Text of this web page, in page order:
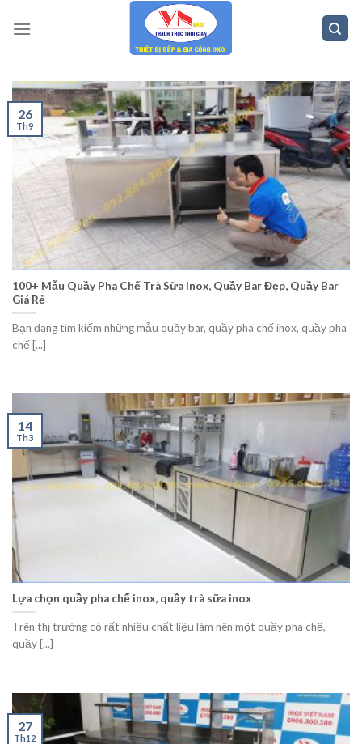
100+ Mẫu Quầy Pha Chế Trà Sữa Inox, Quầy Bar Đẹp, Quầy Bar
Giá Rẻ
Bạn đang tìm kiếm những mẫu quầy bar, quầy pha chế inox, quầy pha
chế [...]
26
Th9
Lựa chọn quầy pha chế inox, quầy trà sữa inox
Trên thị trường có rất nhiều chất liệu làm nên một quầy pha chế,
quầy [...]
14
Th3
27
Th12